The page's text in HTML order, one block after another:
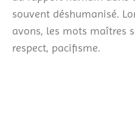
souvent déshumanisé.
avons, les mots maîtres
respect, pacifisme.